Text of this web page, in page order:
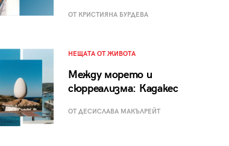
ОТ КРИСТИЯНА БУРДЕВА
НЕЩАТА ОТ ЖИВОТА
Между морето и
сюрреализма: Кадакес
ОТ ДЕСИСЛАВА МАКЪЛРЕЙТ